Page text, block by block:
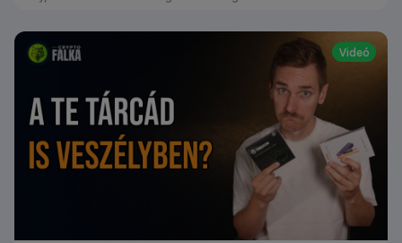
Videó